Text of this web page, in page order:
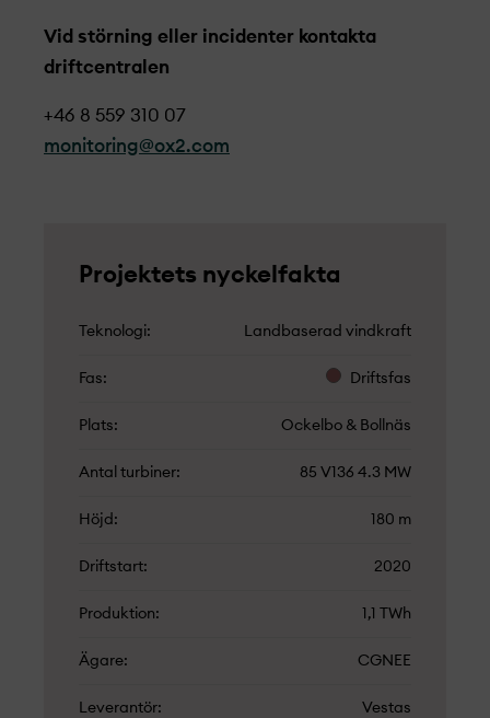
Vid störning eller incidenter kontakta
driftcentralen
+46 8 559 310 07
monitoring@ox2.com
Projekt­ets nyckelfakta
Teknologi Landbaserad vindkraft
Fas Driftsfas
Plats Ockelbo & Bollnäs
Antal turbiner 85 V136 4.3 MW
Höjd 180 m
Driftstart 2020
Produktion 1,1 TWh
Ägare CGNEE
Leverantör Vestas